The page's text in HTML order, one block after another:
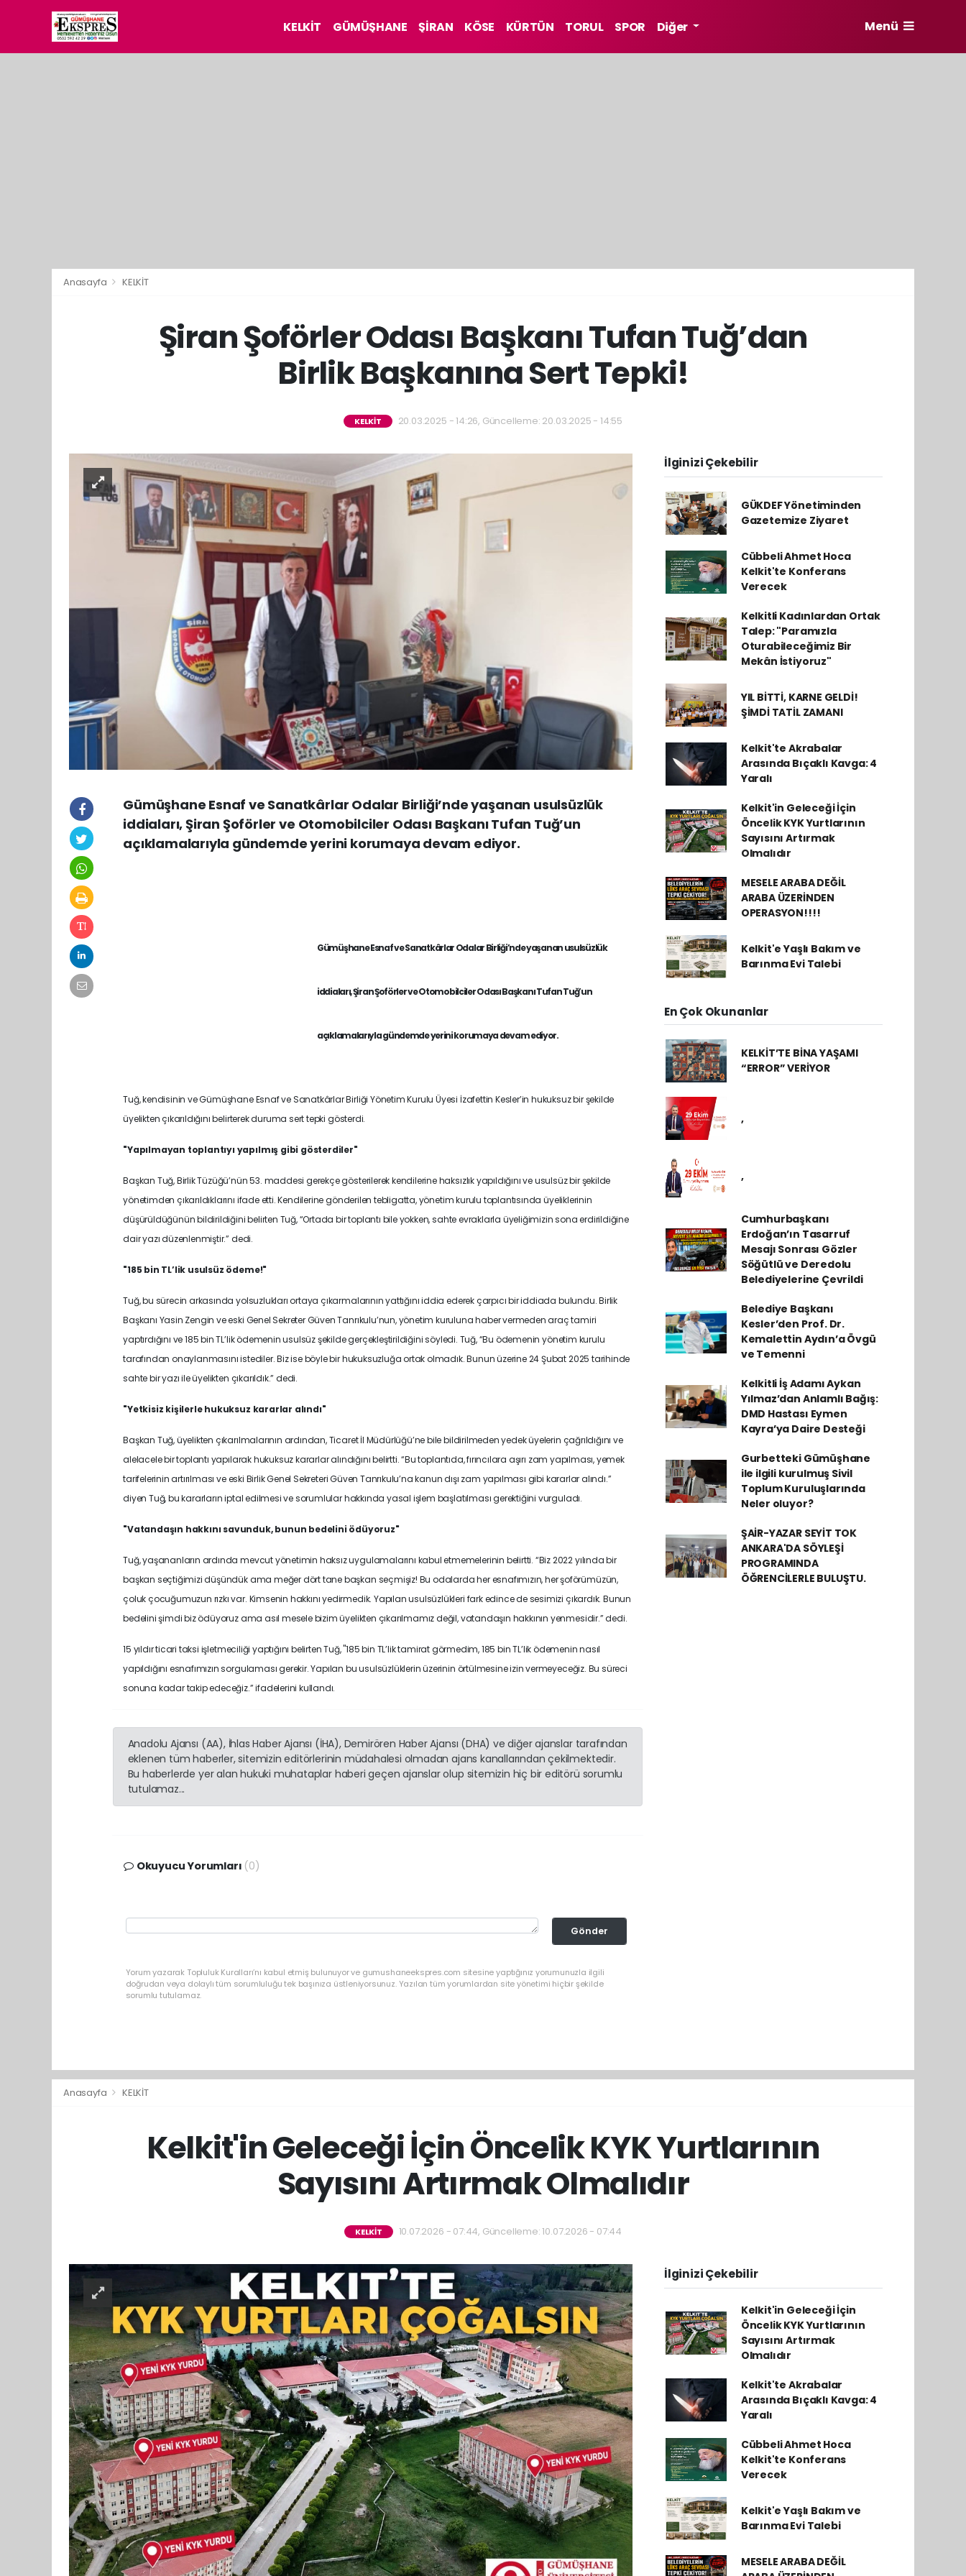
KELKİT GÜMÜŞHANE ŞİRAN KÖSE KÜRTÜN TORUL SPOR Diğer Menü
Anasayfa KELKİT
Şiran Şoförler Odası Başkanı Tufan Tuğ’dan
Birlik Başkanına Sert Tepki!
KELKİT 20.03.2025 - 14:26, Güncelleme: 20.03.2025 - 14:55
Gümüşhane Esnaf ve Sanatkârlar Odalar Birliği’nde yaşanan usulsüzlük
iddiaları, Şiran Şoförler ve Otomobilciler Odası Başkanı Tufan Tuğ’un
açıklamalarıyla gündemde yerini korumaya devam ediyor.
Gümüşhane Esnaf ve Sanatkârlar Odalar Birliği’nde yaşanan usulsüzlük
iddiaları, Şiran Şoförler ve Otomobilciler Odası Başkanı Tufan Tuğ’un
açıklamalarıyla gündemde yerini korumaya devam ediyor.
Tuğ, kendisinin ve Gümüşhane Esnaf ve Sanatkârlar Birliği Yönetim Kurulu Üyesi İzafettin Kesler’in hukuksuz bir şekilde
üyelikten çıkarıldığını belirterek duruma sert tepki gösterdi.
"Yapılmayan toplantıyı yapılmış gibi gösterdiler"
Başkan Tuğ, Birlik Tüzüğü’nün 53. maddesi gerekçe gösterilerek kendilerine haksızlık yapıldığını ve usulsüz bir şekilde
yönetimden çıkarıldıklarını ifade etti. Kendilerine gönderilen tebligatta, yönetim kurulu toplantısında üyeliklerinin
düşürüldüğünün bildirildiğini belirten Tuğ, “Ortada bir toplantı bile yokken, sahte evraklarla üyeliğimizin sona erdirildiğine
dair yazı düzenlenmiştir.” dedi.
"185 bin TL’lik usulsüz ödeme!"
Tuğ, bu sürecin arkasında yolsuzlukları ortaya çıkarmalarının yattığını iddia ederek çarpıcı bir iddiada bulundu. Birlik
Başkanı Yasin Zengin ve eski Genel Sekreter Güven Tanrıkulu’nun, yönetim kuruluna haber vermeden araç tamiri
yaptırdığını ve 185 bin TL’lik ödemenin usulsüz şekilde gerçekleştirildiğini söyledi. Tuğ, “Bu ödemenin yönetim kurulu
tarafından onaylanmasını istediler. Biz ise böyle bir hukuksuzluğa ortak olmadık. Bunun üzerine 24 Şubat 2025 tarihinde
sahte bir yazı ile üyelikten çıkarıldık.” dedi.
"Yetkisiz kişilerle hukuksuz kararlar alındı"
Başkan Tuğ, üyelikten çıkarılmalarının ardından, Ticaret İl Müdürlüğü’ne bile bildirilmeden yedek üyelerin çağrıldığını ve
alelacele bir toplantı yapılarak hukuksuz kararlar alındığını belirtti. “Bu toplantıda, fırıncılara aşırı zam yapılması, yemek
tarifelerinin artırılması ve eski Birlik Genel Sekreteri Güven Tanrıkulu’na kanun dışı zam yapılması gibi kararlar alındı.”
diyen Tuğ, bu kararların iptal edilmesi ve sorumlular hakkında yasal işlem başlatılması gerektiğini vurguladı.
"Vatandaşın hakkını savunduk, bunun bedelini ödüyoruz"
Tuğ, yaşananların ardında mevcut yönetimin haksız uygulamalarını kabul etmemelerinin belirtti. “Biz 2022 yılında bir
başkan seçtiğimizi düşündük ama meğer dört tane başkan seçmişiz! Bu odalarda her esnafımızın, her şoförümüzün,
çoluk çocuğumuzun rızkı var. Kimsenin hakkını yedirmedik. Yapılan usulsüzlükleri fark edince de sesimizi çıkardık. Bunun
bedelini şimdi biz ödüyoruz ama asıl mesele bizim üyelikten çıkarılmamız değil, vatandaşın hakkının yenmesidir.” dedi.
15 yıldır ticari taksi işletmeciliği yaptığını belirten Tuğ, "185 bin TL’lik tamirat görmedim, 185 bin TL’lik ödemenin nasıl
yapıldığını esnafımızın sorgulaması gerekir. Yapılan bu usulsüzlüklerin üzerinin örtülmesine izin vermeyeceğiz. Bu süreci
sonuna kadar takip edeceğiz.” ifadelerini kullandı.
Anadolu Ajansı (AA), İhlas Haber Ajansı (İHA), Demirören Haber Ajansı (DHA) ve diğer ajanslar tarafından
eklenen tüm haberler, sitemizin editörlerinin müdahalesi olmadan ajans kanallarından çekilmektedir.
Bu haberlerde yer alan hukuki muhataplar haberi geçen ajanslar olup sitemizin hiç bir editörü sorumlu
tutulamaz...
Okuyucu Yorumları (0)
Gönder
Yorum yazarak Topluluk Kuralları’nı kabul etmiş bulunuyor ve gumushaneekspres.com sitesine yaptığınız yorumunuzla ilgili
doğrudan veya dolaylı tüm sorumluluğu tek başınıza üstleniyorsunuz. Yazılan tüm yorumlardan site yönetimi hiçbir şekilde
sorumlu tutulamaz.
İlginizi Çekebilir
GÜKDEF Yönetiminden
Gazetemize Ziyaret
Cübbeli Ahmet Hoca
Kelkit'te Konferans
Verecek
Kelkitli Kadınlardan Ortak
Talep: "Paramızla
Oturabileceğimiz Bir
Mekân İstiyoruz"
YIL BİTTİ, KARNE GELDİ!
ŞİMDİ TATİL ZAMANI
Kelkit'te Akrabalar
Arasında Bıçaklı Kavga: 4
Yaralı
Kelkit'in Geleceği İçin
Öncelik KYK Yurtlarının
Sayısını Artırmak
Olmalıdır
MESELE ARABA DEĞİL
ARABA ÜZERİNDEN
OPERASYON!!!!
Kelkit'e Yaşlı Bakım ve
Barınma Evi Talebi
En Çok Okunanlar
KELKİT’TE BİNA YAŞAMI
“ERROR” VERİYOR
,
,
Cumhurbaşkanı
Erdoğan’ın Tasarruf
Mesajı Sonrası Gözler
Söğütlü ve Deredolu
Belediyelerine Çevrildi
Belediye Başkanı
Kesler’den Prof. Dr.
Kemalettin Aydın’a Övgü
ve Temenni
Kelkitli İş Adamı Aykan
Yılmaz’dan Anlamlı Bağış:
DMD Hastası Eymen
Kayra’ya Daire Desteği
Gurbetteki Gümüşhane
ile ilgili kurulmuş Sivil
Toplum Kuruluşlarında
Neler oluyor?
ŞAİR-YAZAR SEYİT TOK
ANKARA'DA SÖYLEŞİ
PROGRAMINDA
ÖĞRENCİLERLE BULUŞTU.
Anasayfa KELKİT
Kelkit'in Geleceği İçin Öncelik KYK Yurtlarının
Sayısını Artırmak Olmalıdır
KELKİT 10.07.2026 - 07:44, Güncelleme: 10.07.2026 - 07:44
İlginizi Çekebilir
Kelkit'in Geleceği İçin
Öncelik KYK Yurtlarının
Sayısını Artırmak
Olmalıdır
Kelkit'te Akrabalar
Arasında Bıçaklı Kavga: 4
Yaralı
Cübbeli Ahmet Hoca
Kelkit'te Konferans
Verecek
Kelkit'e Yaşlı Bakım ve
Barınma Evi Talebi
MESELE ARABA DEĞİL